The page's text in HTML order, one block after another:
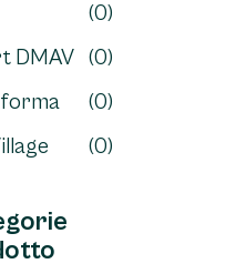
(0)
DMAV (0)
(0)
(0)